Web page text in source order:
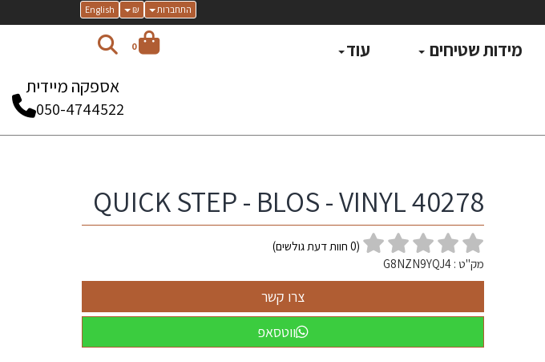
התחברות English ₪
מידות שטיחים עוד 0
אספקה מיידית
050-4744522
QUICK STEP - BLOS - VINYL 40278
(
0 חוות דעת גולשים)
מק"ט :G8NZN9YQJ4
ווטסאפ